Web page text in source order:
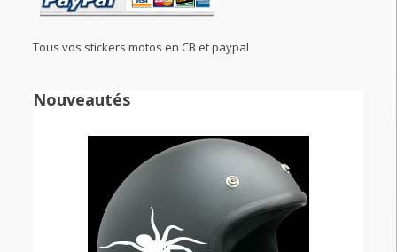
Tous vos stickers motos en CB et paypal
Nouveautés